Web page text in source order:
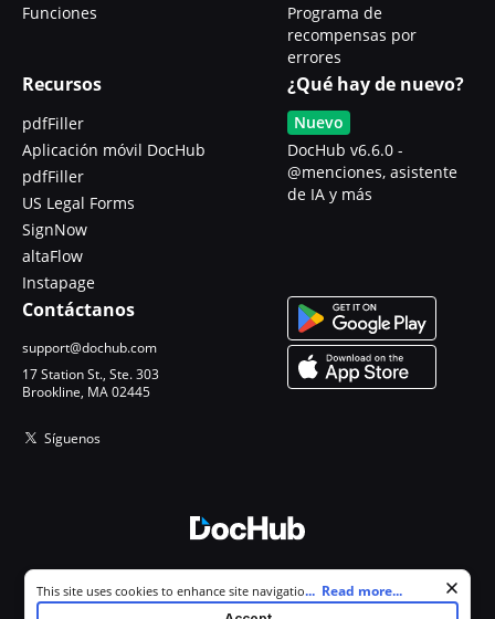
Funciones
Programa de
recompensas por
errores
Recursos
pdfFiller
Aplicación móvil DocHub
pdfFiller
US Legal Forms
SignNow
altaFlow
Instapage
¿Qué hay de nuevo?
Nuevo
DocHub v6.6.0 -
@menciones, asistente
de IA y más
Contáctanos
support@dochub.com
17 Station St., Ste. 303
Brookline, MA 02445
Síguenos
Todos los derechos reservados.
Cookie consent notice
This site uses cookies to enhance site navigation and personalize
your experience. By using this site you agree to our use of cookies as
... Read more...